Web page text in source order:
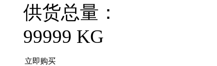
供货总量：
99999 KG
立即购买